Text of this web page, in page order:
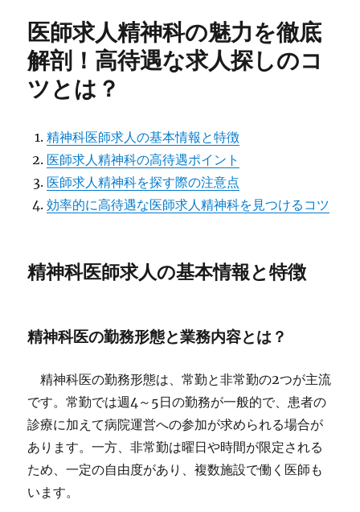
医師求人精神科の魅力を徹底
解剖！高待遇な求人探しのコ
ツとは？
精神科医師求人の基本情報と特徴
医師求人精神科の高待遇ポイント
医師求人精神科を探す際の注意点
効率的に高待遇な医師求人精神科を見つけるコツ
精神科医師求人の基本情報と特徴
精神科医の勤務形態と業務内容とは？
精神科医の勤務形態は、常勤と非常勤の2つが主流
です。常勤では週4～5日の勤務が一般的で、患者の
診療に加えて病院運営への参加が求められる場合が
あります。一方、非常勤は曜日や時間が限定される
ため、一定の自由度があり、複数施設で働く医師も
います。